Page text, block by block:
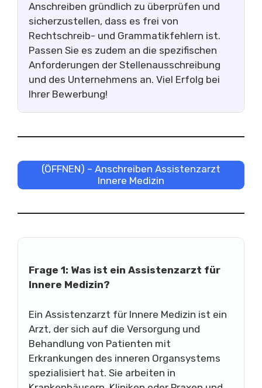
Anschreiben gründlich zu überprüfen und
sicherzustellen, dass es frei von
Rechtschreib- und Grammatikfehlern ist.
Passen Sie es zudem an die spezifischen
Anforderungen der Stellenausschreibung
und des Unternehmens an. Viel Erfolg bei
Ihrer Bewerbung!
(ÖFFNEN) – Anschreiben Assistenzarzt
Innere Medizin
Frage 1: Was ist ein Assistenzarzt für
Innere Medizin?
Ein Assistenzarzt für Innere Medizin ist ein
Arzt, der sich auf die Versorgung und
Behandlung von Patienten mit
Erkrankungen des inneren Organsystems
spezialisiert hat. Sie arbeiten in